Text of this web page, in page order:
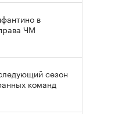
в
ЧМ
сезон
команд